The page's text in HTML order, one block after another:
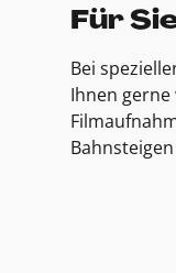
Für
Bei
Ihnen